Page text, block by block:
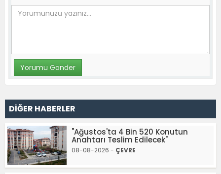
DİĞER HABERLER
"Ağustos'ta 4 Bin 520 Konutun
Anahtarı Teslim Edilecek"
08-08-2026 - ÇEVRE